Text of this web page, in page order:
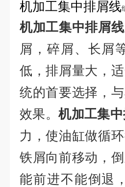
机加工集中排屑线
机加工集中排屑线
屑，碎屑、长屑
低，排屑量大，
统的首要选择，
效果。机加工集
力，使油缸做循
铁屑向前移动，
能前进不能倒退